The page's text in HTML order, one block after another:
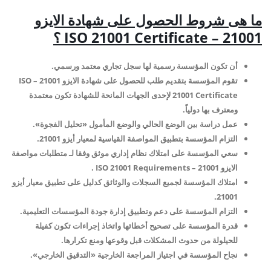
ما هى شروط الحصول على شهادة الايزو
21001 –
ISO 21001 Certificate ؟
أن تكون المؤسسة رسمية لها سجل تجاري معتمد ورسمي.
تقوم المؤسسة بتقديم طلب للحصول على شهادة الايزو 21001 – ISO
21001 Certificate لإحدى الجهات المانحة للشهادة تكون معتمدة
ومعترف بها دولياً.
عمل دراسة بين الوضع الحالي والوضع المأمول «تحليل الفجوة».
التزام المؤسسة بتطبيق المواصفة القياسية لمعيار أيزو 21001.
سعي المؤسسة على امتلاك نظام إداري موثق وفقا لـ متطلبات مواصفة
الايزو 21001 – ISO 21001 Requirements .
امتلاك المؤسسة لجميع السجلات والوثائق كدليل على تطبيق معيار أيزو
21001.
التزام المؤسسة على دعم وتطبيق إدارة جودة المؤسسات التعليمية.
قدرة المؤسسة على تصحيح أخطائها واتخاذ إجراءات تكون كفيلة
للحيلولة من حدوث المشكلات قبل وقوعها ومنع تكرارها.
نجاح المؤسسة في اجتياز المراجعة الخارجية «التدقيق الخارجي».